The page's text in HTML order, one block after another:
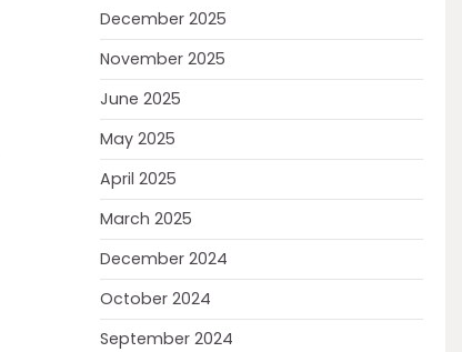
December 2025
November 2025
June 2025
May 2025
April 2025
March 2025
December 2024
October 2024
September 2024